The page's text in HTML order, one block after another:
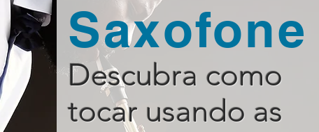
Saxofone
Descubra como
tocar usando as